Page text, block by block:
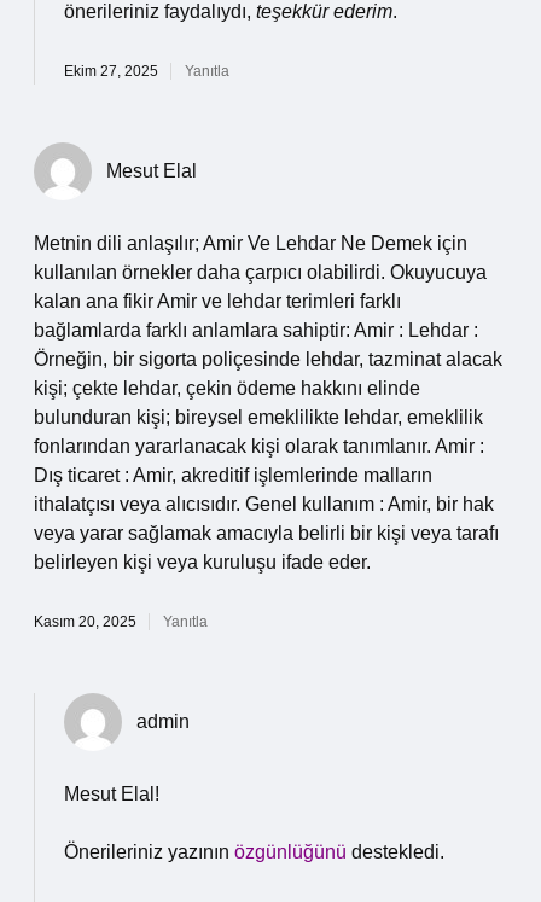
önerileriniz faydalıydı, teşekkür ederim.
Ekim 27, 2025 Yanıtla
Mesut Elal
Metnin dili anlaşılır; Amir Ve Lehdar Ne Demek için
kullanılan örnekler daha çarpıcı olabilirdi. Okuyucuya
kalan ana fikir Amir ve lehdar terimleri farklı
bağlamlarda farklı anlamlara sahiptir: Amir : Lehdar :
Örneğin, bir sigorta poliçesinde lehdar, tazminat alacak
kişi; çekte lehdar, çekin ödeme hakkını elinde
bulunduran kişi; bireysel emeklilikte lehdar, emeklilik
fonlarından yararlanacak kişi olarak tanımlanır. Amir :
Dış ticaret : Amir, akreditif işlemlerinde malların
ithalatçısı veya alıcısıdır. Genel kullanım : Amir, bir hak
veya yarar sağlamak amacıyla belirli bir kişi veya tarafı
belirleyen kişi veya kuruluşu ifade eder.
Kasım 20, 2025 Yanıtla
admin
Mesut Elal!
Önerileriniz yazının özgünlüğünü destekledi.